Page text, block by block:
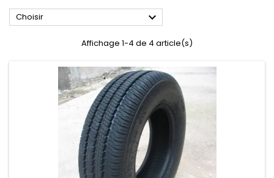
Choisir 
Affichage 1-4 de 4 article(s)